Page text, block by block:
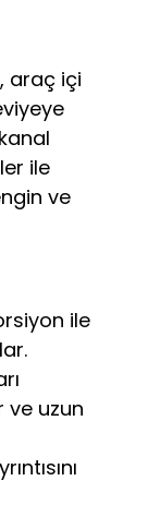
araç içi
ile
ve
ile
ve uzun